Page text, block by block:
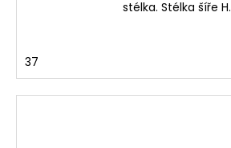
stélka. Stélka šíře H.
37